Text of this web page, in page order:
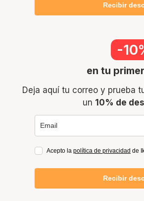
Recibir
-
en tu
Deja aquí tu correo y prueba
un 10% de
Acepto la política de privacidad de
Recibir